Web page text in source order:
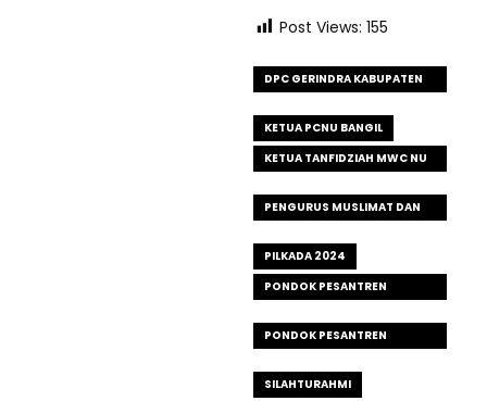
Post Views: 155
DPC GERINDRA KABUPATEN
KETUA PCNU BANGIL
KETUA TANFIDZIAH MWC NU
PENGURUS MUSLIMAT DAN
PILKADA 2024
PONDOK PESANTREN
PONDOK PESANTREN
SILAHTURAHMI